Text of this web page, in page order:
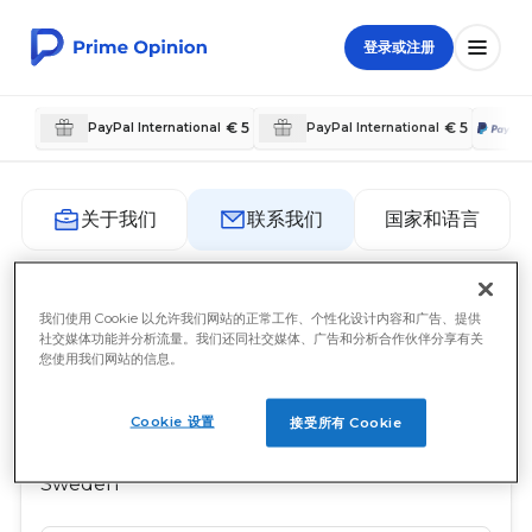
登录或注册
PayPal International € 5 PayPal International € 5
关于我们 联系我们 国家和语言
联系我们
Sveavägen 17
Sweden
我们使用 Cookie 以允许我们网站的正常工作、个性化设计内容和广告、提供
社交媒体功能并分析流量。我们还同社交媒体、广告和分析合作伙伴分享有关
您使用我们网站的信息。
接受所有 Cookie
Cookie 设置